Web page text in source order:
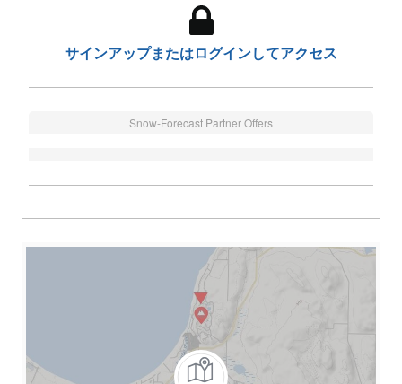
サインアップまたはログインしてアクセス
Snow-Forecast Partner Offers